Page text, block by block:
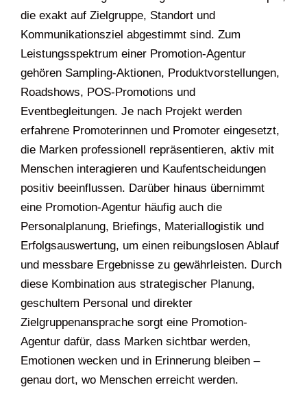
die exakt auf Zielgruppe, Standort und
Kommunikationsziel abgestimmt sind. Zum
Leistungsspektrum einer Promotion-Agentur
gehören Sampling-Aktionen, Produktvorstellungen,
Roadshows, POS-Promotions und
Eventbegleitungen. Je nach Projekt werden
erfahrene Promoterinnen und Promoter eingesetzt,
die Marken professionell repräsentieren, aktiv mit
Menschen interagieren und Kaufentscheidungen
positiv beeinflussen. Darüber hinaus übernimmt
eine Promotion-Agentur häufig auch die
Personalplanung, Briefings, Materiallogistik und
Erfolgsauswertung, um einen reibungslosen Ablauf
und messbare Ergebnisse zu gewährleisten. Durch
diese Kombination aus strategischer Planung,
geschultem Personal und direkter
Zielgruppenansprache sorgt eine Promotion-
Agentur dafür, dass Marken sichtbar werden,
Emotionen wecken und in Erinnerung bleiben –
genau dort, wo Menschen erreicht werden.